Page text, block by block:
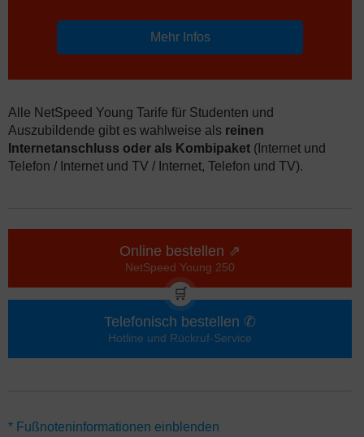
Mehr Infos
Alle NetSpeed Young Tarife für Studenten und
Auszubildende gibt es wahlweise als reinen
Internetanschluss oder als Kombipaket (Internet und
Telefon / Internet und TV / Internet, Telefon und TV).
Online bestellen ⇗
NetSpeed Young 250
🛒
Telefonisch bestellen ✆
Hotline und Rückruf-Service
*Für alle Angebote NetSpeed Young 250 mit Preisvorteilen für
* Fußnoteninformationen einblenden